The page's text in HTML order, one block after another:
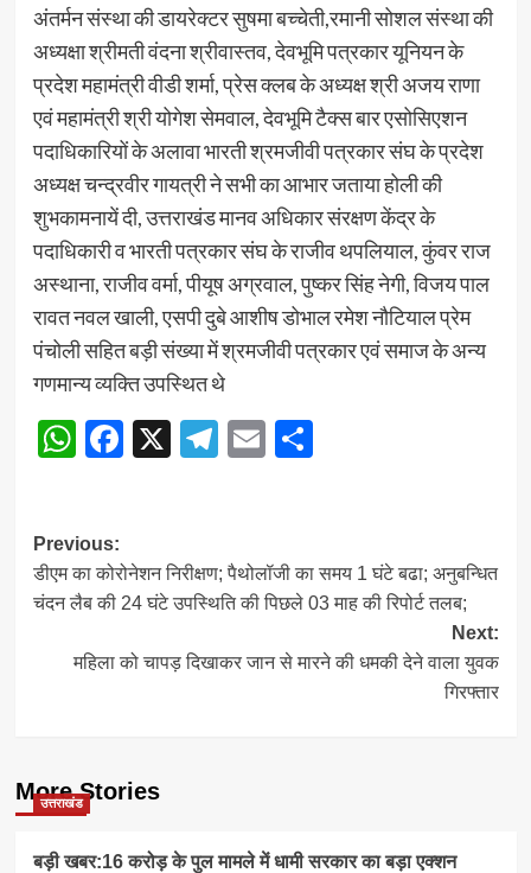
अंतर्मन संस्था की डायरेक्टर सुषमा बच्चेती,रमानी सोशल संस्था की
अध्यक्षा श्रीमती वंदना श्रीवास्तव, देवभूमि पत्रकार यूनियन के
प्रदेश महामंत्री वीडी शर्मा, प्रेस क्लब के अध्यक्ष श्री अजय राणा
एवं महामंत्री श्री योगेश सेमवाल, देवभूमि टैक्स बार एसोसिएशन
पदाधिकारियों के अलावा भारती श्रमजीवी पत्रकार संघ के प्रदेश
अध्यक्ष चन्द्रवीर गायत्री ने सभी का आभार जताया होली की
शुभकामनायें दी, उत्तराखंड मानव अधिकार संरक्षण केंद्र के
पदाधिकारी व भारती पत्रकार संघ के राजीव थपलियाल, कुंवर राज
अस्थाना, राजीव वर्मा, पीयूष अग्रवाल, पुष्कर सिंह नेगी, विजय पाल
रावत नवल खाली, एसपी दुबे आशीष डोभाल रमेश नौटियाल प्रेम
पंचोली सहित बड़ी संख्या में श्रमजीवी पत्रकार एवं समाज के अन्य
गणमान्य व्यक्ति उपस्थित थे
WhatsApp
Facebook
X Telegram
EmailShare
Post
navigation
Previous:
डीएम का कोरोनेशन निरीक्षण; पैथोलॉजी का समय 1 घंटे बढा; अनुबन्धित
चंदन लैब की 24 घंटे उपस्थिति की पिछले 03 माह की रिपोर्ट तलब;
Next:
महिला को चापड़ दिखाकर जान से मारने की धमकी देने वाला युवक
गिरफ्तार
More Stories
उत्तराखंड
बड़ी खबर:16 करोड़ के पुल मामले में धामी सरकार का बड़ा एक्शन